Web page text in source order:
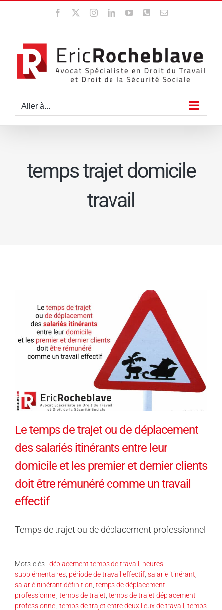
contenu
Facebook InstagramLinkedInYouTubeWhatsApp
Email
Aller à...
temps trajet domicile
travail
Le temps de trajet ou de déplacement
des salariés itinérants entre leur
domicile et les premier et dernier clients
doit être rémunéré comme un travail
effectif
Temps de trajet ou de déplacement professionnel
Mots-clés : déplacement temps de travail heures
supplémentaires période de travail effectif salarié itinérant
salarié itinérant définition temps de déplacement
professionnel temps de trajet temps de trajet déplacement
professionnel temps de trajet entre deux lieux de travail temps